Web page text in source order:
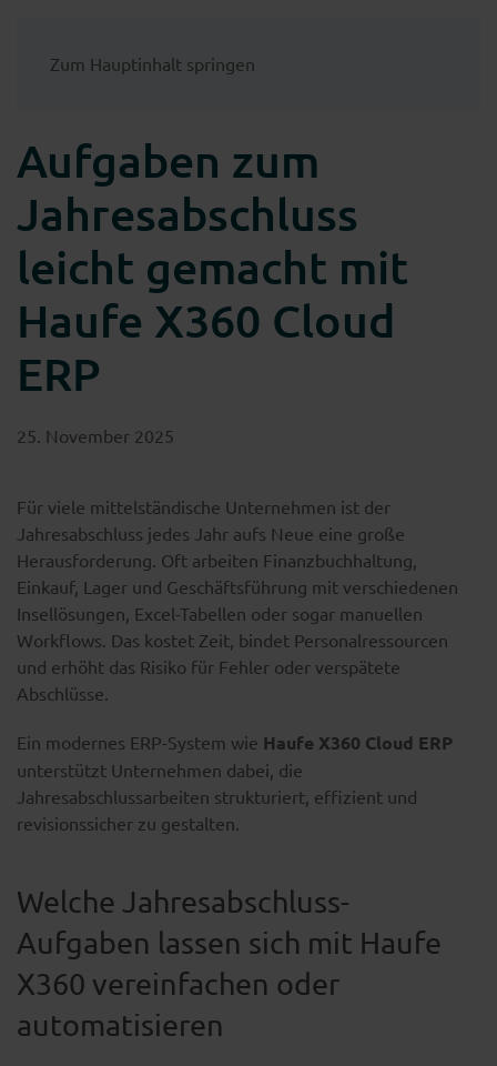
Zum Hauptinhalt springen
Aufgaben zum
Jahresabschluss
leicht gemacht mit
Haufe X360 Cloud
ERP
25. November 2025
Für viele mittelständische Unternehmen ist der
Jahresabschluss jedes Jahr aufs Neue eine große
Herausforderung. Oft arbeiten Finanzbuchhaltung,
Einkauf, Lager und Geschäftsführung mit verschiedenen
Insellösungen, Excel-Tabellen oder sogar manuellen
Workflows. Das kostet Zeit, bindet Personalressourcen
und erhöht das Risiko für Fehler oder verspätete
Abschlüsse.
Ein modernes ERP-System wie Haufe X360 Cloud ERP
unterstützt Unternehmen dabei, die
Jahresabschlussarbeiten strukturiert, effizient und
revisionssicher zu gestalten.
Welche Jahresabschluss-
Aufgaben lassen sich mit Haufe
X360 vereinfachen oder
automatisieren